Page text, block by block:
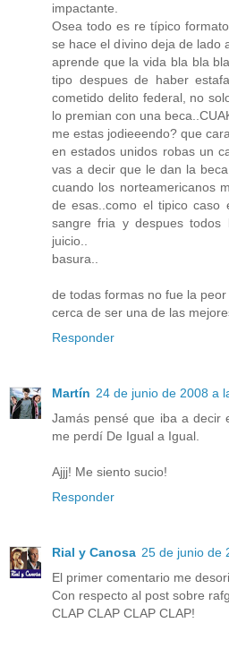
impactante.
Osea todo es re típico
se hace el divino deja de lado
aprende que la vida bla bla
tipo despues de haber
cometido delito federal, no
lo premian con una
me estas jodieeendo? que
en estados unidos robas un
vas a decir que le dan la
cuando los norteamericanos
de esas..como el tipico
sangre fria y despues
juicio..
basura..
de todas formas no fue la
cerca de ser una de las
Responder
Martín 24 de junio de 2008 a
Jamás pensé que iba a decir
me perdí De Igual a Igual.
Ajjj! Me siento sucio!
Responder
Rial y Canosa 25 de junio de
El primer comentario me
Con respecto al post sobre
CLAP CLAP CLAP CLAP!